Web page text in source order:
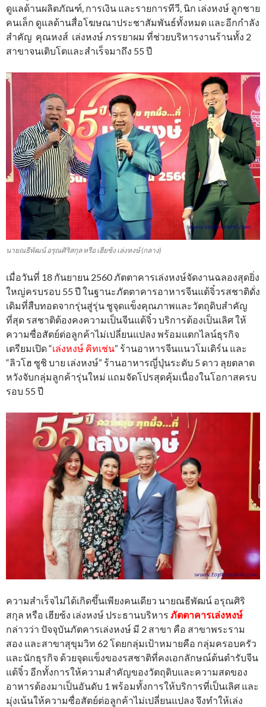
ดูแลด้านผลิตภัณฑ์, การเงิน และรายการทีวี, นิก เล่งหงษ์ ลูกชาย
คนเล็ก ดูแลด้านสื่อโฆษณาประชาสัมพันธ์ทั้งหมด และอีกกำลัง
สำคัญ คุณหงส์ เล่งหงษ์ ภรรยาผม ที่ช่วยบริหารงานร้านทั้ง 2
สาขาจนเติบโตและสำเร็จมาถึง 55 ปี
นายณธีพัฒน์ อรุณศิริสกุล หรือ เฮียซ้ง เล่งหงษ์ (กลาง)
เมื่อวันที่ 18 กันยายน 2560 ภัตตาคารเล่งหงษ์จัดงานฉลองสุดยิ่ง
ใหญ่ครบรอบ 55 ปี ในฐานะภัตตาคารอาหารจีนแต้จิ๋วรสชาติดั่ง
เดิมที่สืบทอดจากรุ่นสู่รุ่น ชูจุดแข็งคุณภาพและวัตถุดิบสำคัญ
ที่สุด รสชาติต้องคงความเป็นจีนแต้จิ๋ว บริการต้องเป็นเลิศ ให้
ความซื่อสัตย์ต่อลูกค้าไม่เปลี่ยนแปลง พร้อมแตกไลน์ธุรกิจ
เตรียมเปิด “เล่งหงษ์ คิทเช่น” ร้านอาหารจีนแนวโมเดิร์น และ
“ลิวโฮ ซูชิ บาย เล่งหงษ์” ร้านอาหารญี่ปุ่นระดับ 5 ดาว ลุยตลาด
หวังจับกลุ่มลูกค้ารุ่นใหม่ แถมจัดโปรสุดคุ้มเนื่องในโอกาสครบ
รอบ 55 ปี
ความสำเร็จไม่ได้เกิดขึ้นเพียงคนเดียว นายณธีพัฒน์ อรุณศิริ
สกุล หรือ เฮียซ้ง เล่งหงษ์ ประธานบริหาร ภัตตาคารเล่งหงษ์
กล่าวว่า ปัจจุบันภัตคารเล่งหงษ์ มี 2 สาขา คือ สาขาพระราม
สอง และสาขาสุขุมวิท 62 โดยกลุ่มเป้าหมายคือ กลุ่มครอบครัว
และนักธุรกิจ ด้วยจุดแข็งของรสชาติที่คงเอกลักษณ์ต้นตำรับจีน
แต้จิ๋ว อีกทั้งการให้ความสำคัญของวัตถุดิบและความสดของ
อาหารต้องมาเป็นอันดับ 1 พร้อมทั้งการให้บริการที่เป็นเลิศ และ
มุ่งเน้นให้ความซื่อสัตย์ต่อลูกค้าไม่เปลี่ยนแปลง จึงทำให้เล่ง